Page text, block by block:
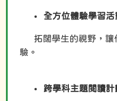
全方位體驗學習活
拓闊學生的視野，讓
驗。
跨學科主題閱讀計